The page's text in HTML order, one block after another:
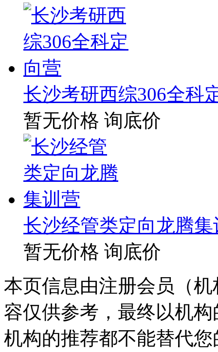
长沙考研西综306全科
暂无价格 询底价
长沙经管类定向龙腾集
暂无价格 询底价
本页信息由注册会员（
容仅供参考，最终以机
机构的推荐都不能替代